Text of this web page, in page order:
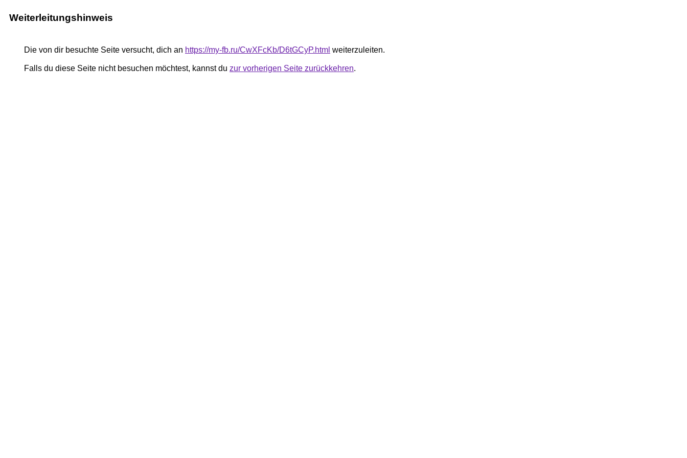
Weiterleitungshinweis
Die von dir besuchte Seite versucht, dich an https://my-fb.ru/CwXFcKb/D6tGCyP.html weiterzuleiten.
Falls du diese Seite nicht besuchen möchtest, kannst du zur vorherigen Seite zurückkehren.